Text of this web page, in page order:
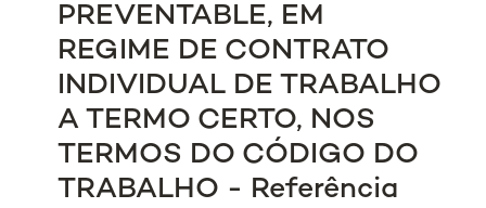
PREVENTABLE, EM
REGIME DE CONTRATO
INDIVIDUAL DE TRABALHO
A TERMO CERTO, NOS
TERMOS DO CÓDIGO DO
TRABALHO - Referência